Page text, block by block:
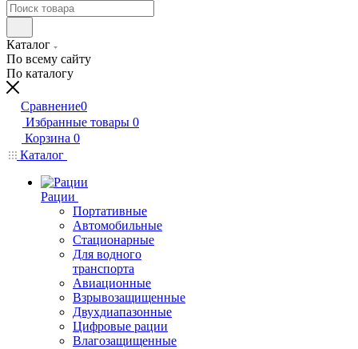
Каталог
По всему сайту
По каталогу
Сравнение0
Избранные товары 0
Корзина 0
Каталог
Рации
Портативные
Автомобильные
Стационарные
Для водного
транспорта
Авиационные
Взрывозащищенные
Двухдиапазонные
Цифровые рации
Влагозащищенные